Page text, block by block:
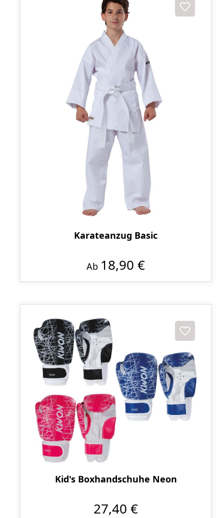
Karateanzug Basic
Ab 18,90 €
Kid's Boxhandschuhe Neon
27,40 €